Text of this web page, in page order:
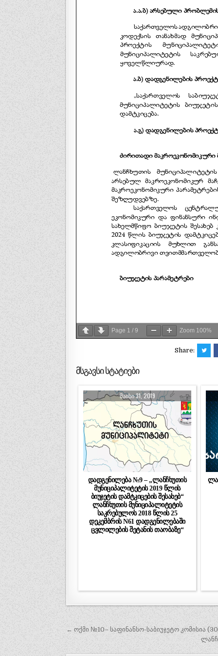
Page 1 /9 Zoom 100%
Share:
მსგავსი სტატიები
ᲛᲐᲘᲡᲘ 31, 2019
დადგენილება №9 – „ლანჩხუთის
მუნიციპალიტეტის 2019 წლის
ბიუჯეტის დამტკიცების შესახებ“
ლანჩხუთის მუნიციპალიტეტის
საკრებულოს 2018 წლის 25
დეკემბრის N61 დადგენილებაში
ცვლილების შეტანის თაობაზე“
პოსტის
ნავიგაცია
← ოქმი №10– საფინანსო-საბიუჯეტო კომისია